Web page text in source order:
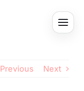
Previous Next